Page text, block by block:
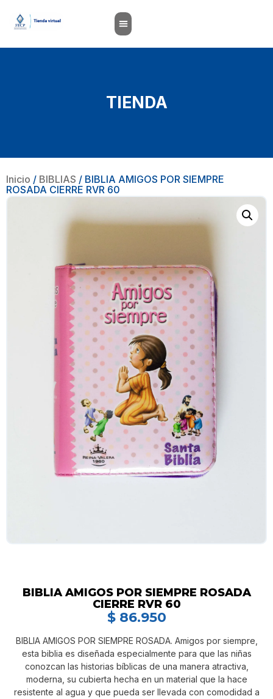
TIENDA
Inicio / BIBLIAS / BIBLIA AMIGOS POR SIEMPRE
ROSADA CIERRE RVR 60
BIBLIA AMIGOS POR SIEMPRE ROSADA
CIERRE RVR 60
$86.950
BIBLIA AMIGOS POR SIEMPRE ROSADA. Amigos por siempre,
esta biblia es diseñada especialmente para que las niñas
conozcan las historias bíblicas de una manera atractiva,
moderna, su cubierta hecha en un material que la hace
resistente al agua y que pueda ser llevada con comodidad a